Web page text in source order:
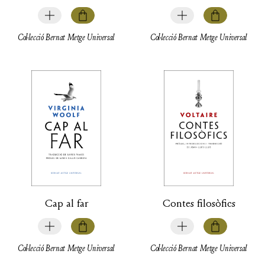
Col·lecció Bernat Metge Universal Col·lecció Bernat Metge Universal
Cap al far
Col·lecció Bernat Metge Universal
Contes filosòfics
Col·lecció Bernat Metge Universal